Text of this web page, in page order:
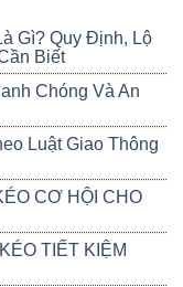
Gì? Quy Định, Lộ
Biết
Chóng Và An
Luật Giao Thông
CƠ HỘI CHO
TIẾT KIỆM